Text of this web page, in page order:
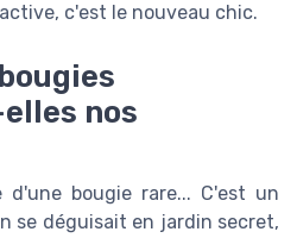
c'est le nouveau chic.
nos
d'une bougie rare... C'est un
se déguisait en jardin secret,